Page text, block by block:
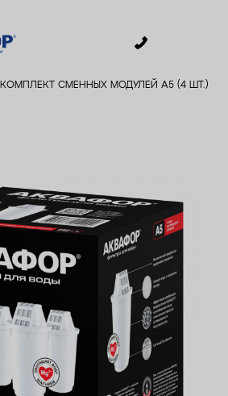
КОМПЛЕКТ СМЕННЫХ МОДУЛЕЙ А5 (4 ШТ.)